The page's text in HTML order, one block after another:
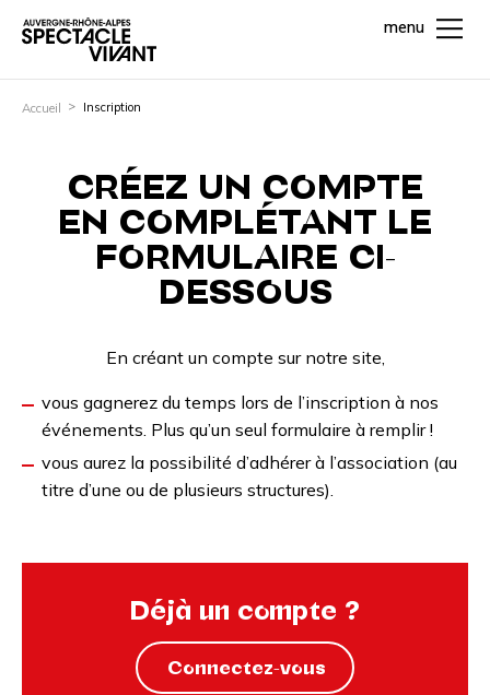
menu
Accueil Inscription
CRÉEZ UN COMPTE
EN COMPLÉTANT LE
FORMULAIRE CI-
DESSOUS
En créant un compte sur notre site,
vous gagnerez du temps lors de l’inscription à nos
événements. Plus qu’un seul formulaire à remplir !
vous aurez la possibilité d’adhérer à l’association (au
titre d’une ou de plusieurs structures).
Déjà un compte ?
Connectez-vous